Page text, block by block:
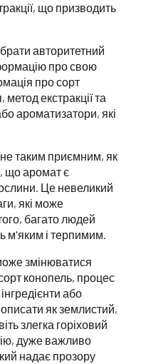
що призводить
авторитетний
про свою
про сорт
екстракції та
ароматизатори, які
таким приємним, як
що аромат є
Це невеликий
які може
багато людей
м'яким і терпимим.
змінюватися
конопель, процес
або
як землистий,
злегка горіховий
дуже важливо
надає прозору